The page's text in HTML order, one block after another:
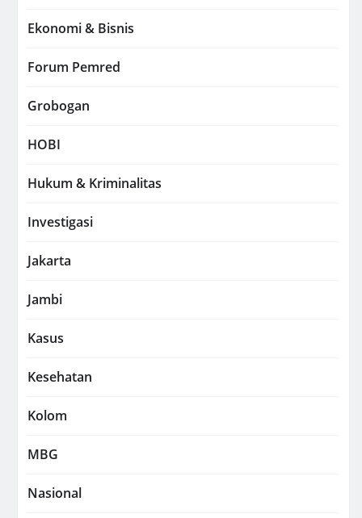
Ekonomi & Bisnis
Forum Pemred
Grobogan
HOBI
Hukum & Kriminalitas
Investigasi
Jakarta
Jambi
Kasus
Kesehatan
Kolom
MBG
Nasional